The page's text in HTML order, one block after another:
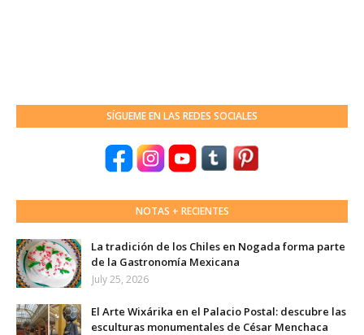
SÍGUEME EN LAS REDES SOCIALES
NOTAS + RECIENTES
La tradición de los Chiles en Nogada forma parte
de la Gastronomía Mexicana
July 25, 2026
El Arte Wixárika en el Palacio Postal: descubre las
esculturas monumentales de César Menchaca